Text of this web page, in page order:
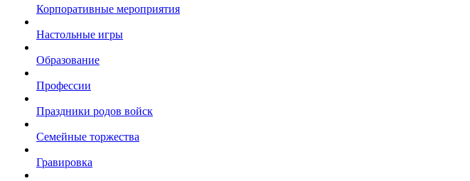
Корпоративные мероприятия
Настольные игры
Образование
Профессии
Праздники родов войск
Семейные торжества
Гравировка